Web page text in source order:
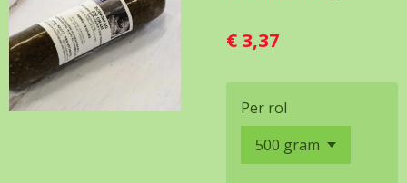
€ 3,37
Per rol